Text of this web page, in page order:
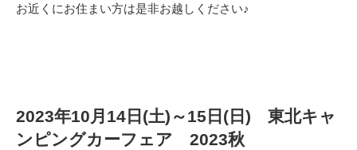
お近くにお住まい方は是非お越しください♪
2023年10月14日(土)～15日(日) 東北キャ
ンピングカーフェア 2023秋